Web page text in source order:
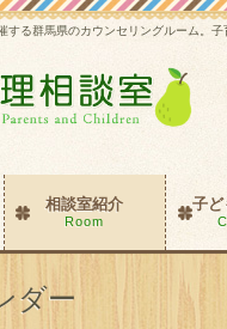
する群馬県のカウンセリングルーム。
相談室紹介
Room
子ど
ダー